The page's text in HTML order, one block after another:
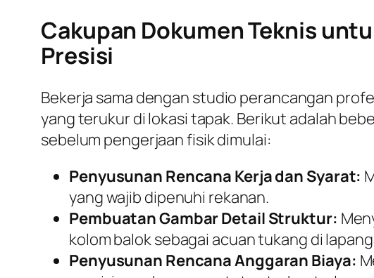
Cakupan Dokumen Teknis
Presisi
Bekerja sama dengan studio perancangan
yang terukur di lokasi tapak. Berikut adalah
sebelum pengerjaan fisik dimulai:
Penyusunan Rencana Kerja dan Syarat:
yang wajib dipenuhi rekanan.
Pembuatan Gambar Detail Struktur:
kolom balok sebagai acuan tukang di
Penyusunan Rencana Anggaran Biaya: